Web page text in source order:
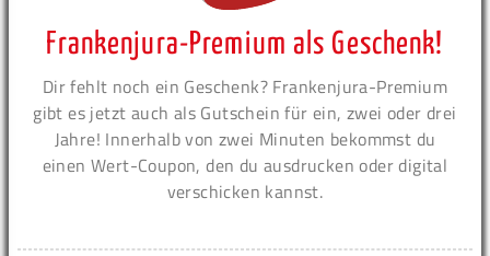
Frankenjura-Premium als Geschenk!
Dir fehlt noch ein Geschenk? Frankenjura-Premium
gibt es jetzt auch als Gutschein für ein, zwei oder drei
Jahre! Innerhalb von zwei Minuten bekommst du
einen Wert-Coupon, den du ausdrucken oder digital
verschicken kannst.